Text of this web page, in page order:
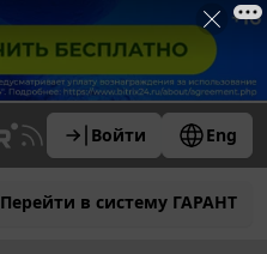
Войти Eng
Перейти в систему ГАРАНТ